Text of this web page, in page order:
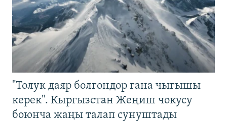
"Толук даяр болгондор гана чыгышы
керек". Кыргызстан Жеңиш чокусу
боюнча жаңы талап сунуштады